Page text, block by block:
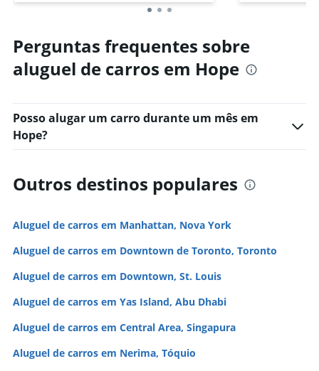
Perguntas frequentes sobre
aluguel de carros em Hope
Posso alugar um carro durante um mês em
Hope?
Outros destinos populares
Aluguel de carros em Manhattan, Nova York
Aluguel de carros em Downtown de Toronto, Toronto
Aluguel de carros em Downtown, St. Louis
Aluguel de carros em Yas Island, Abu Dhabi
Aluguel de carros em Central Area, Singapura
Aluguel de carros em Nerima, Tóquio